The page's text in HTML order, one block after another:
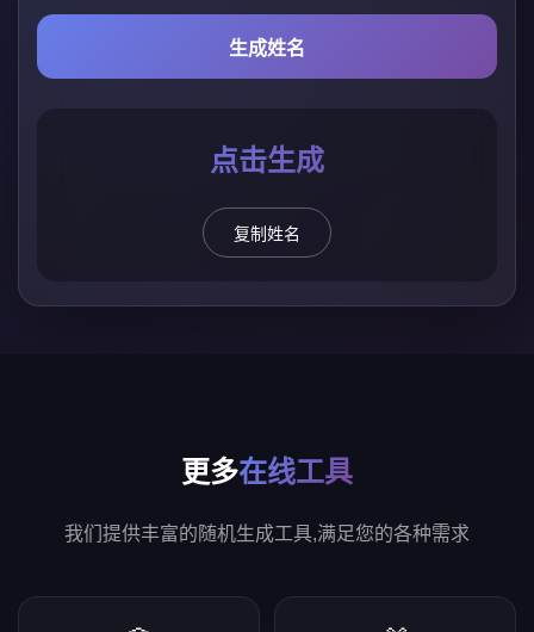
生成姓名
点击生成
复制姓名
更多在线工具
我们提供丰富的随机生成工具,满足您的各种需求